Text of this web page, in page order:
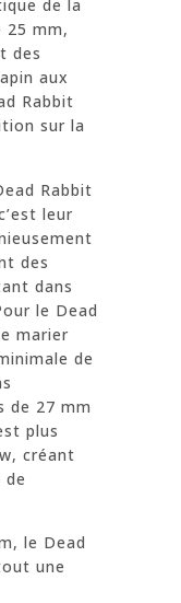
de la
25 mm,
des
aux
Rabbit
sur la
Rabbit
leur
des
dans
le Dead
marier
de
de 27 mm
plus
créant
de
le Dead
une